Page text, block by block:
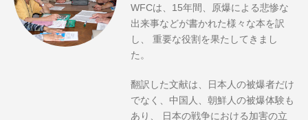
WFCは、15年間、原爆による悲惨な
出来事などが書かれた様々な本を訳
し、 重要な役割を果たしてきまし
た。
翻訳した文献は、日本人の被爆者だけ
でなく、中国人、朝鮮人の被爆体験も
あり、 日本の戦争における加害の立